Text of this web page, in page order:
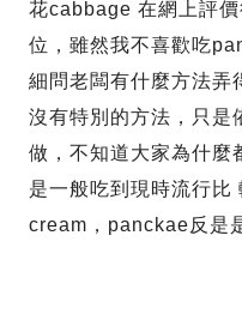
花cabbage 在網上評
位，雖然我不喜歡吃
細問老闆有什麼方法弄
沒有特別的方法，只是
做，不知道大家為什麼
是一般吃到現時流行比
cream，panckae反是